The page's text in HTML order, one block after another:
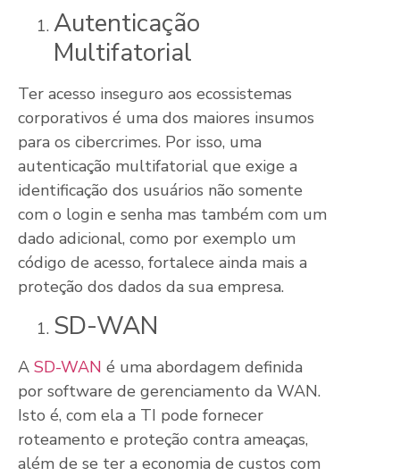
Autenticação
Multifatorial
Ter acesso inseguro aos ecossistemas
corporativos é uma dos maiores insumos
para os cibercrimes. Por isso, uma
autenticação multifatorial que exige a
identificação dos usuários não somente
com o login e senha mas também com um
dado adicional, como por exemplo um
código de acesso, fortalece ainda mais a
proteção dos dados da sua empresa.
SD-WAN
A SD-WAN é uma abordagem definida
por software de gerenciamento da WAN.
Isto é, com ela a TI pode fornecer
roteamento e proteção contra ameaças,
além de se ter a economia de custos com